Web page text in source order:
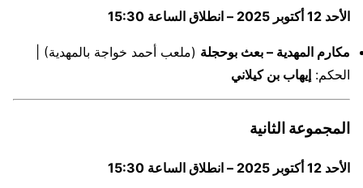
الأحد 12 أكتوبر 2025 – انطلاق الساعة 15:30
مكارم المهدية – بعث بوحجلة (ملعب أحمد خواجة بالمهدية) |
الحكم: إيهاب بن كيلاني
المجموعة الثانية
الأحد 12 أكتوبر 2025 – انطلاق الساعة 15:30